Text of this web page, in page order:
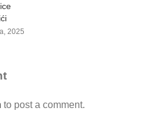
to post a comment.